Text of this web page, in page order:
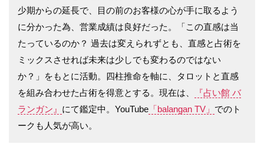
少期からの延長で、目の前のお客様の心が手に取るよう
に分かった為、営業成績は良好だった。「この直感は当
たっているのか？ 過去は変えられずとも、直感と占術を
ミックスさせれば未来は少しでも変わるのではない
か？」をもとに活動。四柱推命を軸に、タロットと直感
を組み合わせた占術を得意とする。現在は、
『占い館 バ
ランガン』 にて鑑定中。YouTube 「balangan TV」 でのト
ークも人気が高い。